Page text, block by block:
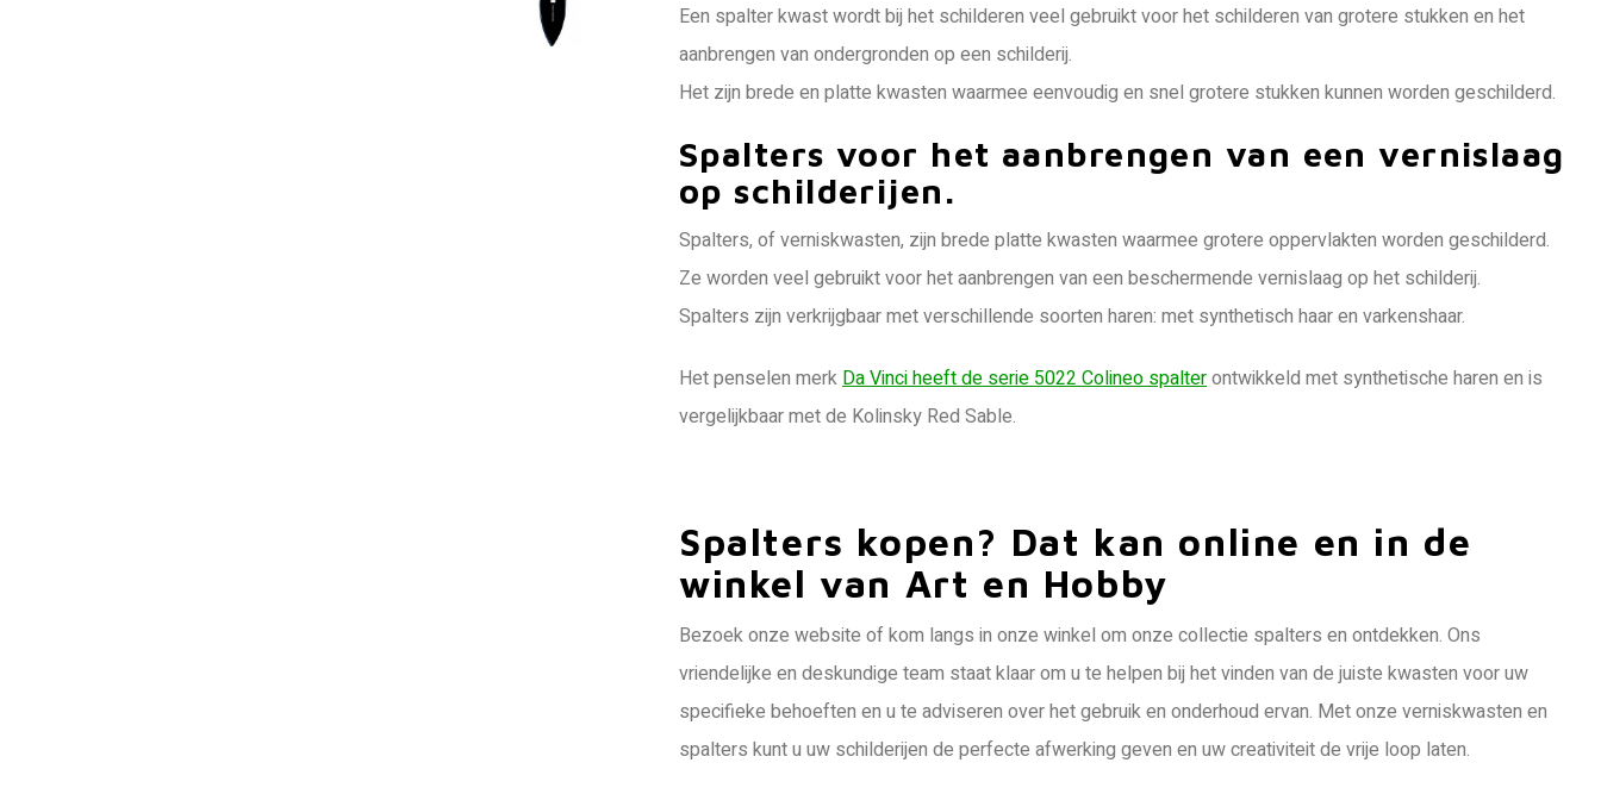
Een spalter kwast wordt bij het schilderen veel gebruikt voor het schilderen van grotere stukken en het
aanbrengen van ondergronden op een schilderij.
Het zijn brede en platte kwasten waarmee eenvoudig en snel grotere stukken kunnen worden geschilderd.
Spalters voor het aanbrengen van een vernislaag
op schilderijen.
Spalters, of verniskwasten, zijn brede platte kwasten waarmee grotere oppervlakten worden geschilderd.
Ze worden veel gebruikt voor het aanbrengen van een beschermende vernislaag op het schilderij.
Spalters zijn verkrijgbaar met verschillende soorten haren: met synthetisch haar en varkenshaar.
Het penselen merk Da Vinci heeft de serie 5022 Colineo spalterontwikkeld met synthetische haren en is
vergelijkbaar met de Kolinsky Red Sable.
Spalters kopen? Dat kan online en in de
winkel van Art en Hobby
Bezoek onze website of kom langs in onze winkel om onze collectie spalters en ontdekken. Ons
vriendelijke en deskundige team staat klaar om u te helpen bij het vinden van de juiste kwasten voor uw
specifieke behoeften en u te adviseren over het gebruik en onderhoud ervan. Met onze verniskwasten en
spalters kunt u uw schilderijen de perfecte afwerking geven en uw creativiteit de vrije loop laten.